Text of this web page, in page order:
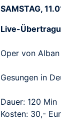
SAMSTAG,
Live-
Oper von
Gesungen in
Dauer: 120 Min
Kosten: 30,-